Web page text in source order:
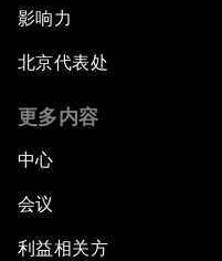
影响力
北京代表处
更多内容
中心
会议
利益相关方